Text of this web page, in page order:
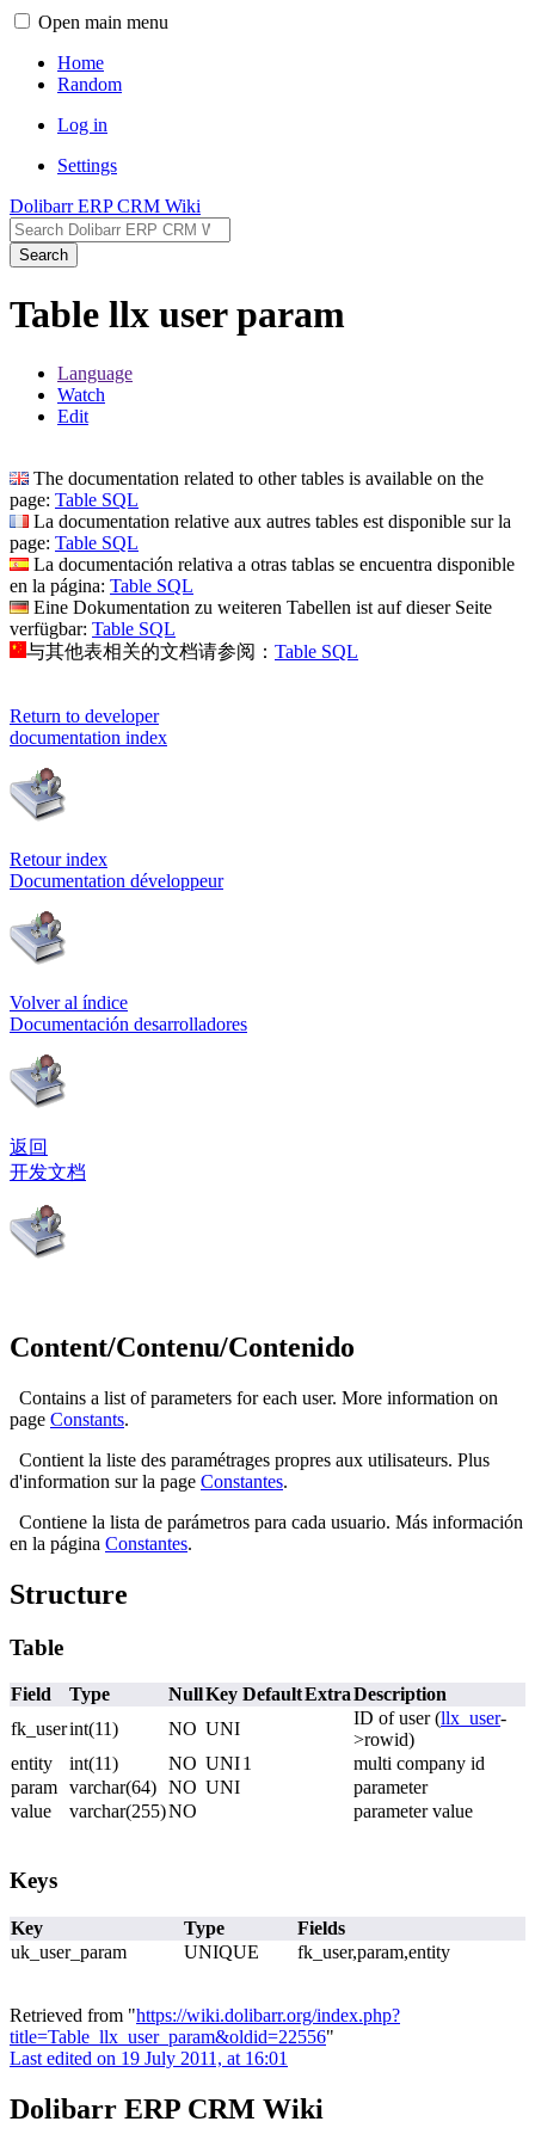
Open main menu
Home
Random
Log in
Settings
Dolibarr ERP CRM Wiki
Search
Table llx user param
Language
Watch
Edit
The documentation related to other tables is available on the
page: Table SQL
La documentation relative aux autres tables est disponible sur la
page: Table SQL
La documentación relativa a otras tablas se encuentra disponible
en la página: Table SQL
Eine Dokumentation zu weiteren Tabellen ist auf dieser Seite
verfügbar: Table SQL
与其他表相关的文档请参阅： Table SQL
Return to developer
documentation index
Retour index
Documentation développeur
Volver al índice
Documentación desarrolladores
返回
开发文档
Content/Contenu/Contenido
Contains a list of parameters for each user. More information on
page Constants.
Contient la liste des paramétrages propres aux utilisateurs. Plus
d'information sur la page Constantes.
Contiene la lista de parámetros para cada usuario. Más información
en la página Constantes.
Structure
Table
Field Type NullKey DefaultExtraDescription
fk_userint(11) NO UNI
ID of user (llx_user-
>rowid)
entity
int(11) NO UNI1
multi company id
param varchar(64) NO UNI
parameter
value
varchar(255)NO parameter value
Keys
Key Type
Fields
uk_user_param
UNIQUE fk_user,param,entity
Retrieved from "https://wiki.dolibarr.org/index.php?
title=Table_llx_user_param&oldid=22556"
Last edited on 19 July 2011, at 16:01
Dolibarr ERP CRM Wiki